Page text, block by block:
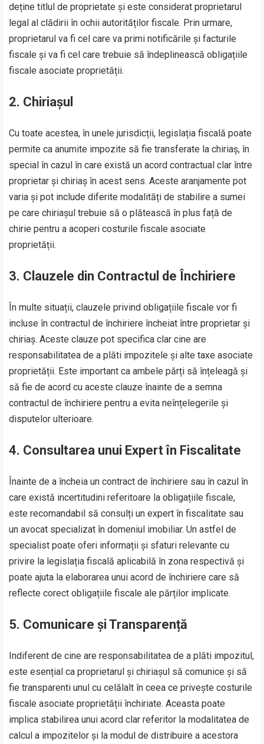
deține titlul de proprietate și este considerat proprietarul
legal al clădirii în ochii autorităților fiscale. Prin urmare,
proprietarul va fi cel care va primi notificările și facturile
fiscale și va fi cel care trebuie să îndeplinească obligațiile
fiscale asociate proprietății.
2. Chiriașul
Cu toate acestea, în unele jurisdicții, legislația fiscală poate
permite ca anumite impozite să fie transferate la chiriaș, în
special în cazul în care există un acord contractual clar între
proprietar și chiriaș în acest sens. Aceste aranjamente pot
varia și pot include diferite modalități de stabilire a sumei
pe care chiriașul trebuie să o plătească în plus față de
chirie pentru a acoperi costurile fiscale asociate
proprietății.
3. Clauzele din Contractul de Închiriere
În multe situații, clauzele privind obligațiile fiscale vor fi
incluse în contractul de închiriere încheiat între proprietar și
chiriaș. Aceste clauze pot specifica clar cine are
responsabilitatea de a plăti impozitele și alte taxe asociate
proprietății. Este important ca ambele părți să înțeleagă și
să fie de acord cu aceste clauze înainte de a semna
contractul de închiriere pentru a evita neînțelegerile și
disputelor ulterioare.
4. Consultarea unui Expert în Fiscalitate
Înainte de a încheia un contract de închiriere sau în cazul în
care există incertitudini referitoare la obligațiile fiscale,
este recomandabil să consulți un expert în fiscalitate sau
un avocat specializat în domeniul imobiliar. Un astfel de
specialist poate oferi informații și sfaturi relevante cu
privire la legislația fiscală aplicabilă în zona respectivă și
poate ajuta la elaborarea unui acord de închiriere care să
reflecte corect obligațiile fiscale ale părților implicate.
5. Comunicare și Transparență
Indiferent de cine are responsabilitatea de a plăti impozitul,
este esențial ca proprietarul și chiriașul să comunice și să
fie transparenti unul cu celălalt în ceea ce privește costurile
fiscale asociate proprietății închiriate. Aceasta poate
implica stabilirea unui acord clar referitor la modalitatea de
calcul a impozitelor și la modul de distribuire a acestora